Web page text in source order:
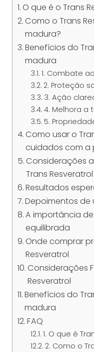
O que é o Trans
Como o Trans
madura?
Benefícios do
madura
1. Combate
2. Proteção
3. Ação
4. Melhora a
5.
Como usar o
cuidados com a
Considerações
Trans Resveratrol
Resultados
Depoimentos de
A importância
equilibrada
Onde comprar
Resveratrol
Considerações
Resveratrol
Benefícios do
madura
FAQ
1. O que é
2. Como o